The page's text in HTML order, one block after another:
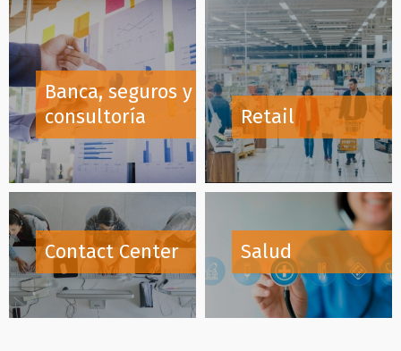
Banca, seguros y
consultoría
Contact Center
Retail
Salud